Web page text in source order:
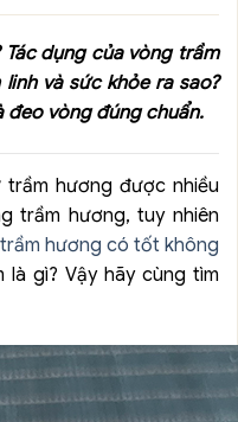
dụng của vòng trầm
và sức khỏe ra sao?
đeo vòng đúng chuẩn.
hương được nhiều
trầm hương, tuy nhiên
trầm hương có tốt không
gì? Vậy hãy cùng tìm